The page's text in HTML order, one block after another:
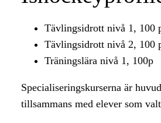
Tävlingsidrott nivå 1, 100
Tävlingsidrott nivå 2, 100
Träningslära nivå 1, 100p
Specialiseringskurserna är
tillsammans med elever som